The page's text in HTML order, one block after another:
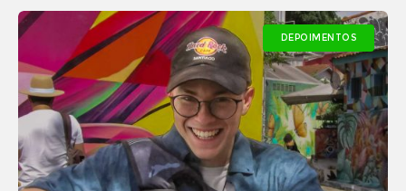
DEPOIMENTOS